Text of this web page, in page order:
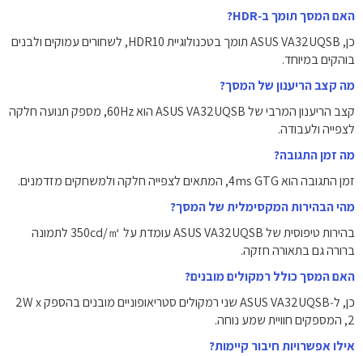
האם המסך תומך ב‑HDR?
כן, ASUS VA32UQSB תומך בטכנולוגיית HDR10, לשחורים עמוקים ולבנים
בוהקים במיוחד.
מה קצב הריענון של המסך?
קצב הריענון המרבי של ASUS VA32UQSB הוא ‎60Hz‎, מספק תנועה חלקה
לצפייה ולעבודה.
מה זמן התגובה?
זמן התגובה הוא ‎4ms GTG‎, המתאים לצפייה חלקה ולמשחקים מזדמנים.
מהי הבהירות המקסימלית של המסך?
בהירות טיפוסית של ASUS VA32UQSB עומדת על ‎350cd/㎡‎ לתמונה
ברורה גם בתאורה חזקה.
האם המסך כולל רמקולים מובנים?
כן, ל‑ASUS VA32UQSB שני רמקולים סטריאופוניים מובנים בהספק ‎2W x
2‎, המספקים חוויית שמע נוחה.
אילו אפשרויות חיבור קיימות?